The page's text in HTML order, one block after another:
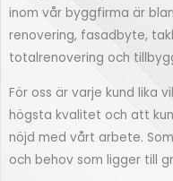
inom vår byggfirma är
renovering, fasadbyte,
totalrenovering och
För oss är varje kund lika
högsta kvalitet och att
nöjd med vårt arbete.
och behov som ligger till